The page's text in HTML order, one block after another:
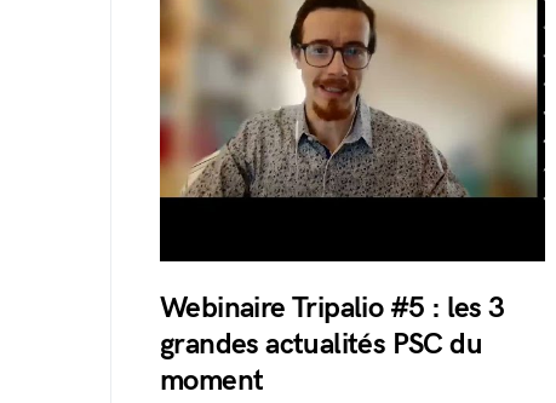
Webinaire Tripalio #5 : les 3
grandes actualités PSC du
moment